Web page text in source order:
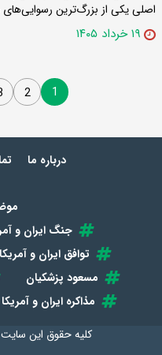
اصلی یکی از بزرگ‌ترین
۱۹ خرداد ۱۴۰۵
1
2
درباره ما
جنگ ایران و
توافق ایران و آمریکا
مسعود پزشکیان
مذاکره ایران و آمریکا
کلیه حقوق این